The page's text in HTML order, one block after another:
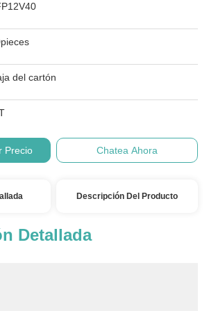
del cartón
Precio Chatea Ahora
Descripción Del Producto
Detallada